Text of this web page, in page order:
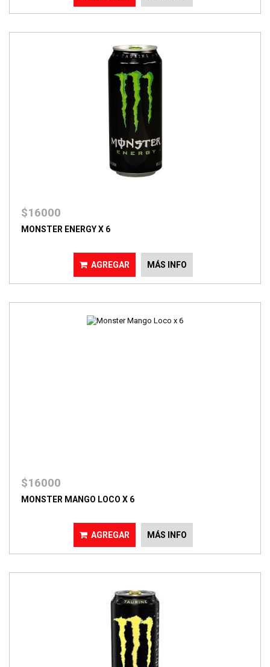
$16000
MONSTER ENERGY X 6
AGREGAR MÁS INFO
$16000
MONSTER MANGO LOCO X 6
AGREGAR MÁS INFO